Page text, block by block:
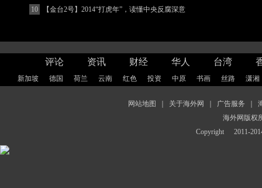
10
【金台2号】2014“打虎年”，读懂中央反腐深意
评论 资讯 财经 华人 台湾
新加坡 德国 荷兰 云南 红色 投资 中原 书画 丝路 潇湘
网站地图 关于海外网 广告服务
海外网版权
Copyright
2011-